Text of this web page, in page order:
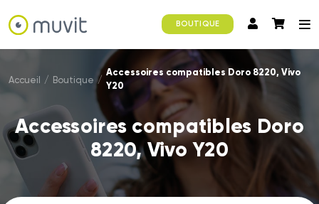
BOUTIQUE
Accueil / Boutique /
Accessoires compatibles Doro 8220, Vivo
Y20
Accessoires compatibles Doro
8220, Vivo Y20